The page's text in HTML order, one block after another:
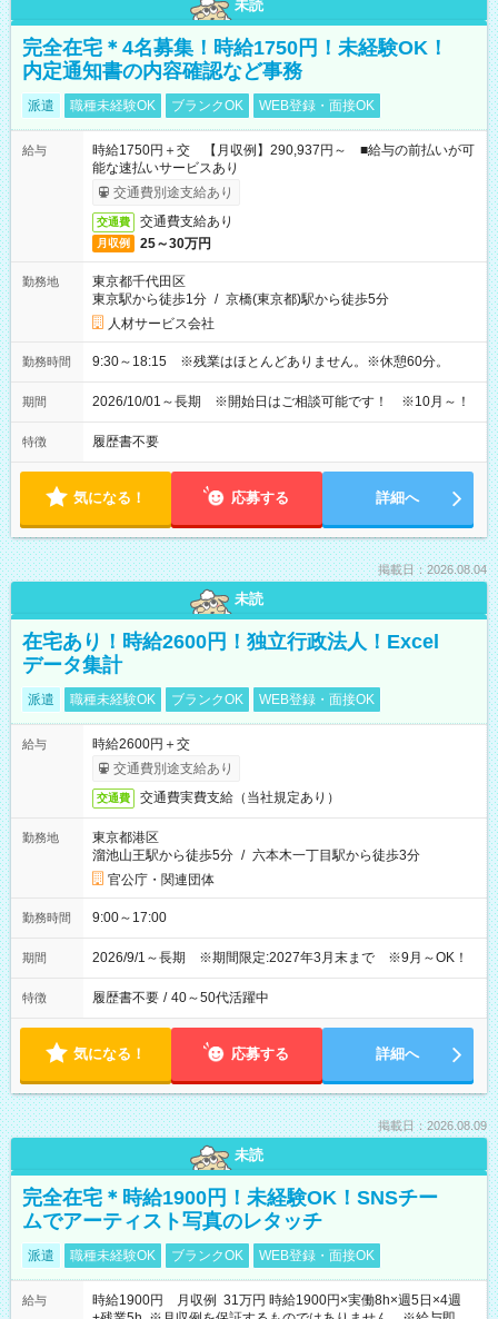
未読
完全在宅＊4名募集！時給1750円！未経験OK！
内定通知書の内容確認など事務
派遣 職種未経験OK ブランクOK WEB登録・面接OK
給与
時給1750円＋交 【月収例】290,937円～ ■給与の前払いが可
能な速払いサービスあり
交通費別途支給あり
交通費 交通費支給あり
月収例 25～30万円
勤務地
東京都千代田区
東京駅から徒歩1分 / 京橋(東京都)駅から徒歩5分
人材サービス会社
勤務時間 9:30～18:15 ※残業はほとんどありません。※休憩60分。
期間 2026/10/01～長期 ※開始日はご相談可能です！ ※10月～！
特徴 履歴書不要
気になる！ 応募する 詳細へ
掲載日：2026.08.04
未読
在宅あり！時給2600円！独立行政法人！Excel
データ集計
派遣 職種未経験OK ブランクOK WEB登録・面接OK
給与
時給2600円＋交
交通費別途支給あり
交通費 交通費実費支給（当社規定あり）
勤務地
東京都港区
溜池山王駅から徒歩5分 / 六本木一丁目駅から徒歩3分
官公庁・関連団体
勤務時間 9:00～17:00
期間 2026/9/1～長期 ※期間限定:2027年3月末まで ※9月～OK！
特徴 履歴書不要 / 40～50代活躍中
気になる！ 応募する 詳細へ
掲載日：2026.08.09
未読
完全在宅＊時給1900円！未経験OK！SNSチー
ムでアーティスト写真のレタッチ
派遣 職種未経験OK ブランクOK WEB登録・面接OK
給与
時給1900円 月収例 31万円 時給1900円×実働8h×週5日×4週